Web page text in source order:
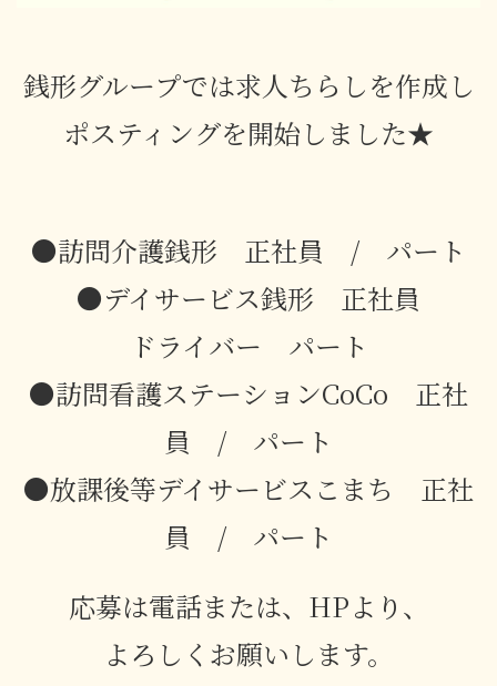
銭形グループでは求人ちらしを作成し
ポスティングを開始しました★
●訪問介護銭形 正社員 / パート
●デイサービス銭形 正社員
ドライバー パート
●訪問看護ステーションCoCo 正社
員 / パート
●放課後等デイサービスこまち 正社
員 / パート
応募は電話または、HPより、
よろしくお願いします。